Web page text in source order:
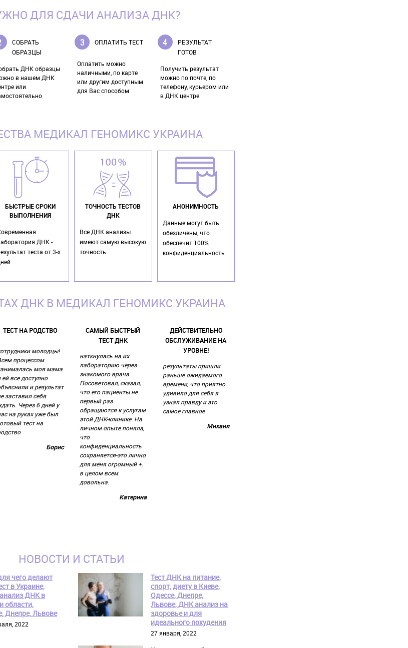
ДЛЯ СДАЧИ АНАЛИЗА ДНК?
СОБРАТЬ
ОБРАЗЦЫ
ДНК образцы
в нашем ДНК
или
ОПЛАТИТЬ ТЕСТ
Оплатить можно
наличными, по карте
или другим доступным
для Вас способом
РЕЗУЛЬТАТ
ГОТОВ
Получить результат
можно по почте, по
телефону, курьером или
в ДНК центре
МЕДИКАЛ ГЕНОМИКС УКРАИНА
БЫСТРЫЕ СРОКИ
ВЫПОЛНЕНИЯ
ДНК -
теста от 3-х
ТОЧНОСТЬ ТЕСТОВ
ДНК
Все ДНК анализы
имеют самую высокую
точность
АНОНИМНОСТЬ
Данные могут быть
обезличены, что
обеспечит 100%
конфиденциальность
ДНК В МЕДИКАЛ ГЕНОМИКС УКРАИНА
ТЕСТ НА РОДСТВО
молодцы!
процессом
моя мама
ей все доступно
и результат
заставил себя
Через 6 дней у
на руках уже был
тест на
Борис
САМЫЙ БЫСТРЫЙ
ТЕСТ ДНК
наткнулась на их
лабораторию через
знакомого врача.
Посоветовал, сказал,
что его пациенты не
первый раз
обращаются к услугам
этой ДНК-клинике. На
личном опыте поняла,
что
конфиденциальность
сохраняется-это лично
для меня огромный +.
в целом всем
довольна.
Катерина
ДЕЙСТВИТЕЛЬНО
ОБСЛУЖИВАНИЕ НА
УРОВНЕ!
результаты пришли
раньше ожидаемого
времени, что приятно
удивило для себя я
узнал правду и это
самое главное
Михаил
НОВОСТИ И СТАТЬИ
чего делают
в Украине,
ДНК в
области,
Днепре, Львове
2022
Тест ДНК на питание,
спорт, диету в Киеве,
Одессе, Днепре,
Львове, ДНК анализ на
здоровье и для
идеального похудения
27 января, 2022